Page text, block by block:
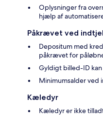
Oplysninger fra
hjælp af
Påkrævet ved
Depositum med
påkrævet for
Gyldigt billed-ID
Minimumsalder ved
Kæledyr
Kæledyr er ikke